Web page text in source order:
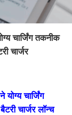
चार्जिंग तकनीक
चार्जर
चार्जिंग
चार्जर लॉन्च